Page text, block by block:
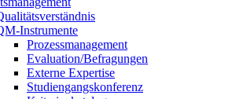
Instrumente
Prozessmanagement
Evaluation/Befragungen
Externe Expertise
Studiengangskonferenz